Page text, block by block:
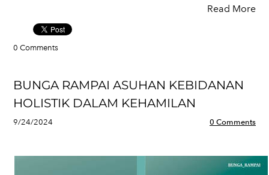
Read More
0 Comments
BUNGA RAMPAI ASUHAN KEBIDANAN
HOLISTIK DALAM KEHAMILAN
9/24/2024 0 Comments